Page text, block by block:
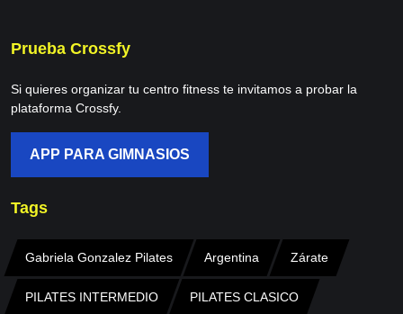
Prueba Crossfy
Si quieres organizar tu centro fitness te invitamos a probar la
plataforma Crossfy.
APP PARA GIMNASIOS
Tags
Gabriela Gonzalez Pilates Argentina Zárate
PILATES INTERMEDIO PILATES CLASICO